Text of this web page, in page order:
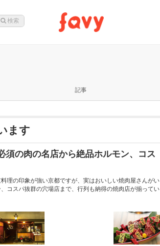
記事
ます
須の肉の名店から絶品ホルモン、コス
理の印象が強い京都ですが、実はおいしい焼肉屋さんがい
コスパ抜群の穴場店まで、行列も納得の焼肉店が揃ってい